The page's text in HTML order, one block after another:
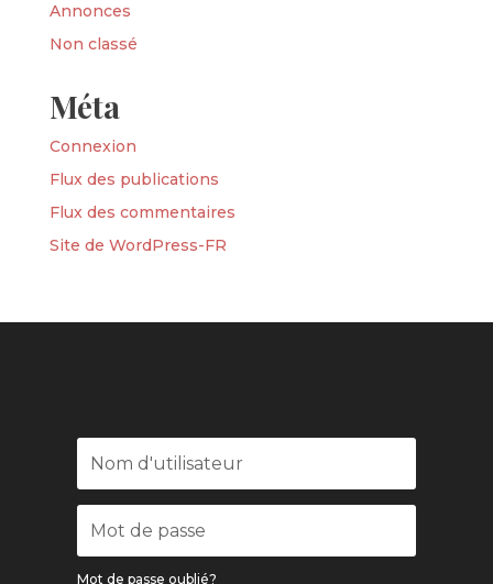
Annonces
Non classé
Méta
Connexion
Flux des publications
Flux des commentaires
Site de WordPress-FR
Mot de passe oublié?